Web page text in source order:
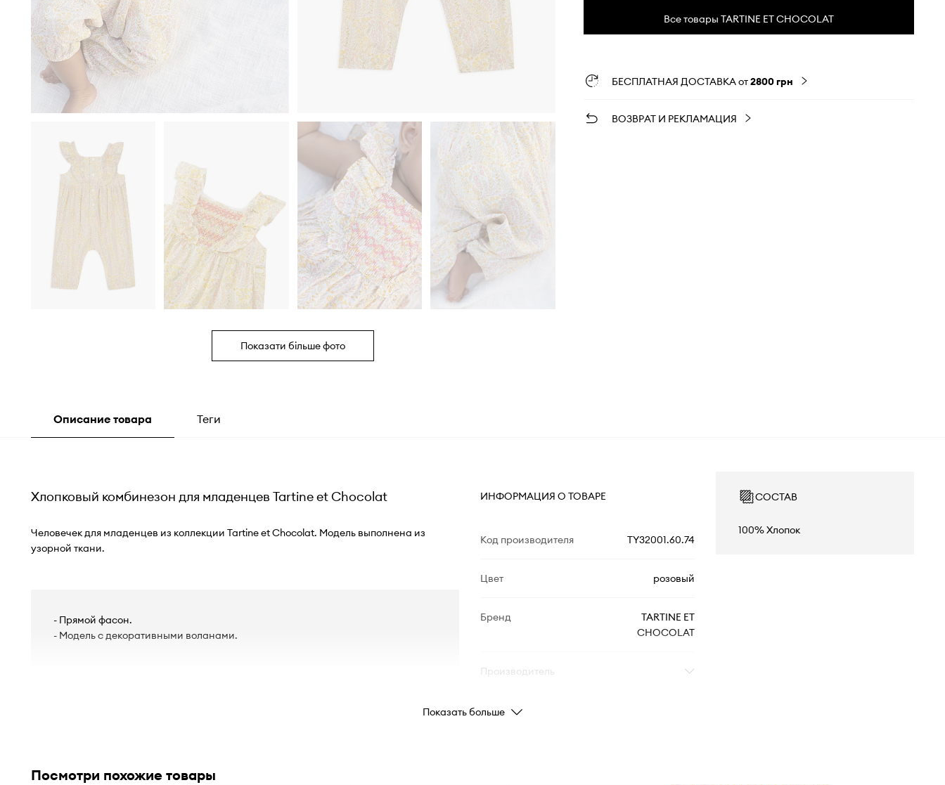
Показати більше фото
Все товары TARTINE ET CHOCOLAT
БЕСПЛАТНАЯ ДОСТАВКА от2800 грн
ВОЗВРАТ И РЕКЛАМАЦИЯ
Описание товара Теги
Хлопковый комбинезон для младенцев Tartine et Chocolat
Человечек для младенцев из коллекции Tartine et Chocolat. Модель выполнена из
узорной ткани.
- Прямой фасон.
- Модель с декоративными воланами.
ИНФОРМАЦИЯ О ТОВАРЕ
Код производителя TY32001.60.74
Цвет розовый
Бренд
TARTINE ET
CHOCOLAT
Производитель
ID Товара
СОСТАВ
100% Хлопок
Показать больше
Посмотри похожие товары